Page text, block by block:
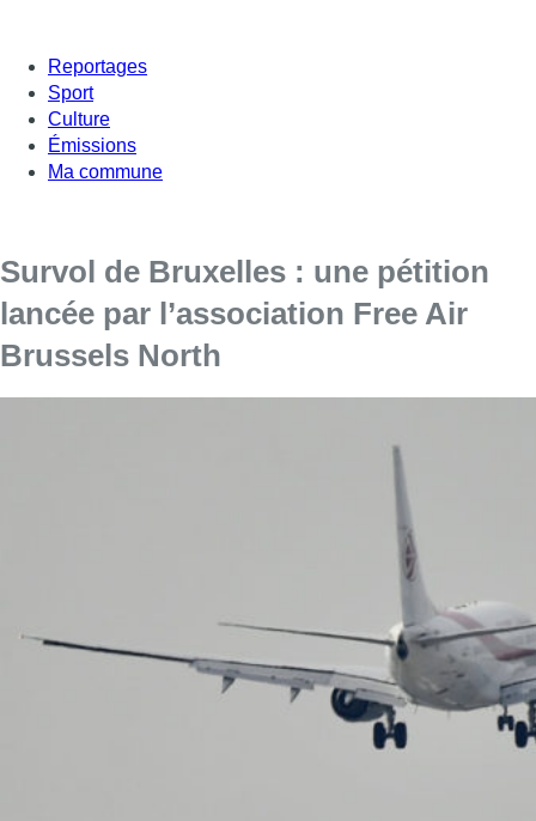
Reportages
Sport
Culture
Émissions
Ma commune
Survol de Bruxelles : une pétition
lancée par l’association Free Air
Brussels North